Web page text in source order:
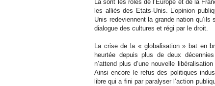
Là sont les rôles de l’Europe et de la
les alliés des Etats-Unis. L’opinion
Unis redeviennent la grande nation
dialogue des cultures et régi par le droit.
La crise de la « globalisation » bat en
heurtée depuis plus de deux
n’attend plus d’une nouvelle
Ainsi encore le refus des politiques
libre qui a fini par paralyser l’action